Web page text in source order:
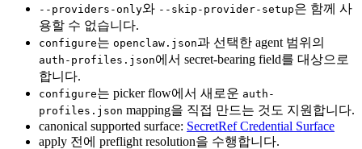
--providers-only와 --skip-provider-setup은 함께 사
용할 수 없습니다.
configure는 openclaw.json과 선택한 agent 범위의
auth-profiles.json에서 secret-bearing field를 대상으로
합니다.
configure는 picker flow에서 새로운 auth-
profiles.json mapping을 직접 만드는 것도 지원합니다.
canonical supported surface: SecretRef Credential Surface
apply 전에 preflight resolution을 수행합니다.